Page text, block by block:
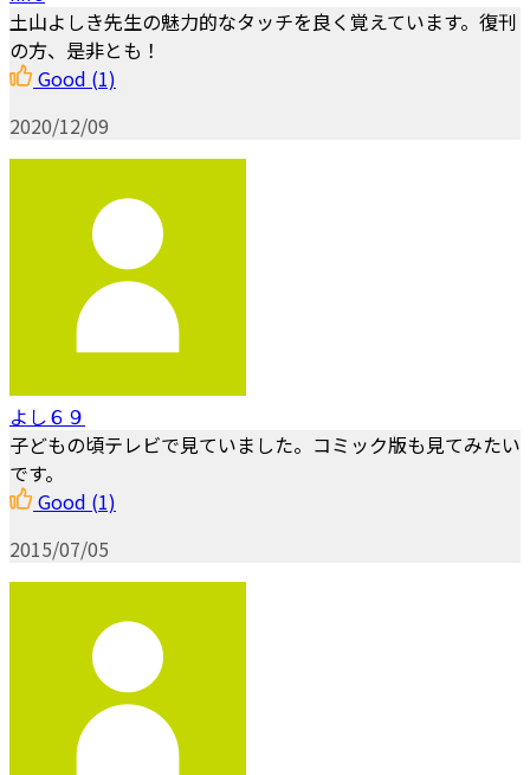
土山よしき先生の魅力的なタッチを良く覚えています。復刊
の方、是非とも！
Good (1)
2020/12/09
よし６９
子どもの頃テレビで見ていました。コミック版も見てみたい
です。
Good (1)
2015/07/05